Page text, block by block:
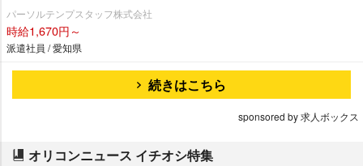
パーソルテンプスタッフ株式会社
時給1,670円～
派遣社員 / 愛知県
続きはこちら
sponsored by 求人ボックス
オリコンニュース イチオシ特集